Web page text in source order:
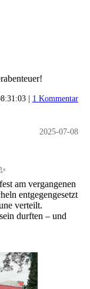
| 1 Kommentar
2025-07-08
am vergangenen
entgegengesetzt
verteilt.
durften – und